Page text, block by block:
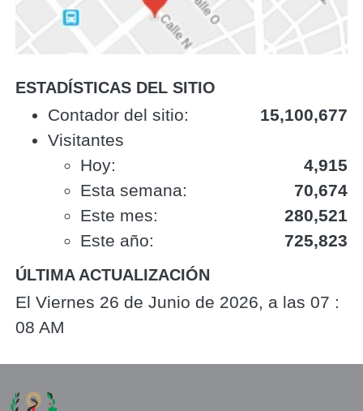
ESTADÍSTICAS DEL SITIO
‎Contador del sitio:‎
15,100,677
Visitantes
Hoy:
4,915
Esta semana:
70,674
Este mes:
280,521
Este año:
725,823
ÚLTIMA ACTUALIZACIÓN
El Viernes 26 de Junio de 2026, a las 07 :
08 AM